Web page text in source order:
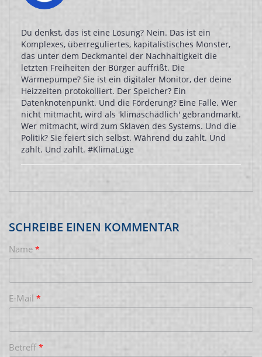
Du denkst, das ist eine Lösung? Nein. Das ist ein
Komplexes, überreguliertes, kapitalistisches Monster,
das unter dem Deckmantel der Nachhaltigkeit die
letzten Freiheiten der Bürger auffrißt. Die
Wärmepumpe? Sie ist ein digitaler Monitor, der deine
Heizzeiten protokolliert. Der Speicher? Ein
Datenknotenpunkt. Und die Förderung? Eine Falle. Wer
nicht mitmacht, wird als 'klimaschädlich' gebrandmarkt.
Wer mitmacht, wird zum Sklaven des Systems. Und die
Politik? Sie feiert sich selbst. Während du zahlt. Und
zahlt. Und zahlt. #KlimaLüge
SCHREIBE EINEN KOMMENTAR
Name *
E-Mail *
Betreff *